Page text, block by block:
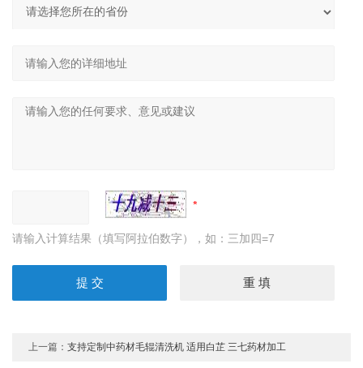
请输入计算结果（填写阿拉伯数字），如：三加四=7
上一篇：支持定制中药材毛辊清洗机 适用白芷 三七药材加工